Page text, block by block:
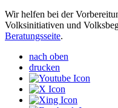
Wir helfen bei der
Volksinitiativen und
Beratungsseite.
nach oben
drucken